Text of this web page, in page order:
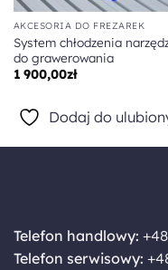
AKCESORIA DO FREZAREK
System chłodzenia
do grawerowania
1 900,00zł
Dodaj do
Telefon handlowy:
Telefon serwisowy: